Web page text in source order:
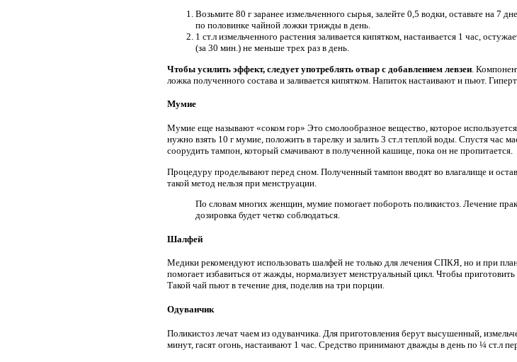
Возьмите 80 г заранее измельченного сырья, залейте 0,5 водки, оставьте на 7
по половинке чайной ложки трижды в день.
1 ст.л измельченного растения заливается кипятком, настаивается 1 час,
(за 30 мин.) не меньше трех раз в день.
Чтобы усилить эффект, следует употреблять отвар с добавлением левзеи .
ложка полученного состава и заливается кипятком. Напиток настаивают и пьют.
Мумие
Мумие еще называют «соком гор» Это смолообразное вещество, которое
нужно взять 10 г мумие, положить в тарелку и залить 3 ст.л теплой воды. Спустя час
соорудить тампон, который смачивают в полученной кашице, пока он не пропитается.
Процедуру проделывают перед сном. Полученный тампон вводят во влагалище и
такой метод нельзя при менструации.
По словам многих женщин, мумие помогает побороть поликистоз. Лечение
дозировка будет четко соблюдаться.
Шалфей
Медики рекомендуют использовать шалфей не только для лечения СПКЯ, но и при
помогает избавиться от жажды, нормализует менструальный цикл. Чтобы
Такой чай пьют в течение дня, поделив на три порции.
Одуванчик
Поликистоз лечат чаем из одуванчика. Для приготовления берут высушенный,
минут, гасят огонь, настаивают 1 час. Средство принимают дважды в день по ¼ ст.л